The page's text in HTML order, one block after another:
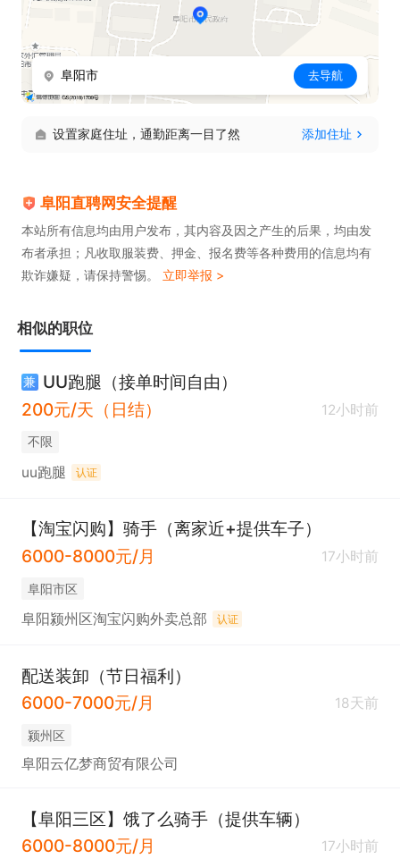
阜阳市 去导航
设置家庭住址，通勤距离一目了然 添加住址
阜阳直聘网安全提醒
本站所有信息均由用户发布，其内容及因之产生的后果，均由发
布者承担；凡收取服装费、押金、报名费等各种费用的信息均有
欺诈嫌疑，请保持警惕。 立即举报 >
相似的职位
兼 UU跑腿（接单时间自由）
200元/天（日结）
12小时前
不限
uu跑腿 认证
【淘宝闪购】骑手（离家近+提供车子）
6000-8000元/月
17小时前
阜阳市区
阜阳颍州区淘宝闪购外卖总部 认证
配送装卸（节日福利）
6000-7000元/月
18天前
颍州区
阜阳云亿梦商贸有限公司
【阜阳三区】饿了么骑手（提供车辆）
6000-8000元/月
17小时前